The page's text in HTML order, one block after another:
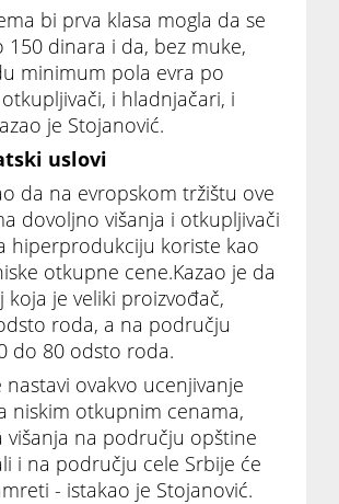
bi prva klasa mogla da se
150 dinara i da, bez muke,
minimum pola evra po
i hladnjačari, i
je Stojanović.
uslovi
da na evropskom tržištu ove
dovoljno višanja i otkupljivači
hiperprodukciju koriste kao
otkupne cene.Kazao je da
koja je veliki proizvođač,
roda, a na području
do 80 odsto roda.
nastavi ovakvo ucenjivanje
niskim otkupnim cenama,
višanja na području opštine
i na području cele Srbije će
- istakao je Stojanović.